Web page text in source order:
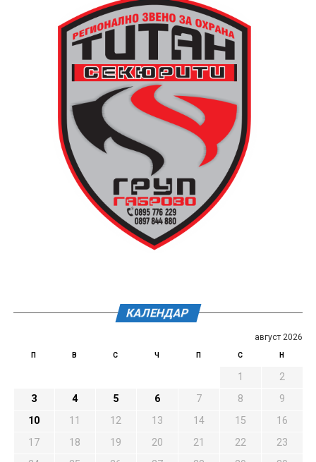
КАЛЕНДАР
август 2026
П В С Ч П С Н
1
2
3
4 5 6 7 8
9
10
11 12 13 14 15
16
17
18 19 20 21 22
23